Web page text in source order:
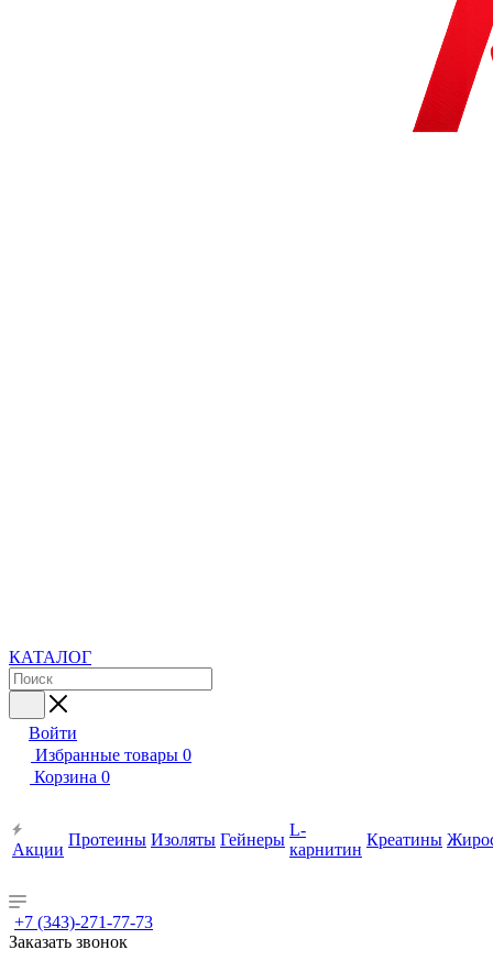
КАТАЛОГ
Войти
Избранные товары 0
Корзина 0
Акции
Протеины Изоляты Гейнеры
L-
карнитин
Креатины
+7 (343)-271-77-73
Заказать звонок